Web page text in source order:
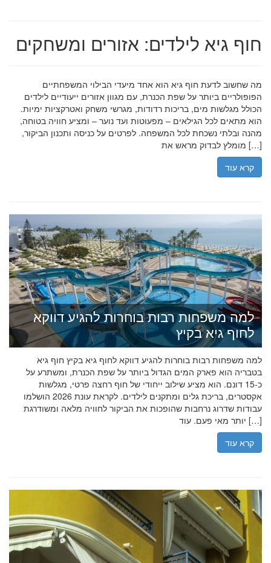
חוף גיא לילדים: אזורים ומשחקים
מה שחשוב לדעת חוף גיא הוא אחד מיעדי הבילוי המשפחתיים
הפופולריים ביותר על שפת הכנרת, עם מגוון אזורים ייעודיים לילדים
הכולל מגלשות מים, בריכות רדודות, מגרשי משחק ואטרקציות ימיות.
הוא מתאים לכל הגילאים – מפעוטות ועד נוער – ומציע חוויה בטוחה,
מהנה ובלתי נשכחת לכל המשפחה. לפרטים על כניסה ותכנון הביקור,
מומלץ לבדוק מראש את […]
קרא עוד
למה משפחות רבות בוחרות להגיע דווקא
לחוף גיא בקיץ
למה משפחות רבות בוחרות להגיע דווקא לחוף גיא בקיץ חוף גיא
בטבריה הוא פארק המים הגדול ביותר על שפת הכנרת, ומשתרע על
כ-15 דונם. הוא מציע שילוב ייחודי של חוף רחצה פרטי, מגלשות
אקסטרים, בריכת גלים ומתקנים לילדים. לקראת עונת 2026 הושלמו
עבודות שדרוג נרחבות שהופכות את הביקור לחוויה מלאה ומשודרגת
יותר מאי פעם. עוד […]
קרא עוד